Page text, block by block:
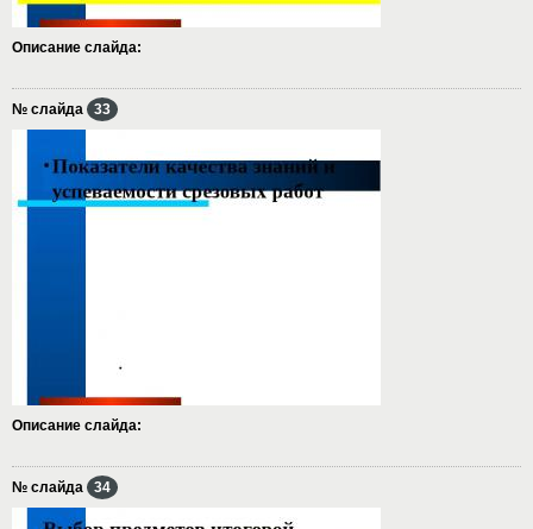
Описание слайда:
№ слайда 33
Описание слайда:
№ слайда 34